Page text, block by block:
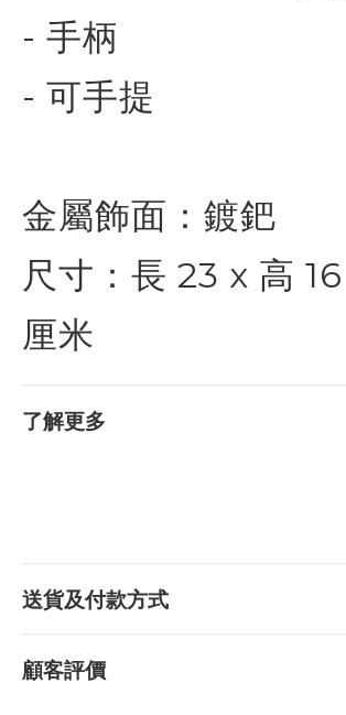
- 手柄
- 可手提
金屬飾面：鍍鈀
尺寸：長 23 x 高
厘米
了解更多
送貨及付款方式
顧客評價